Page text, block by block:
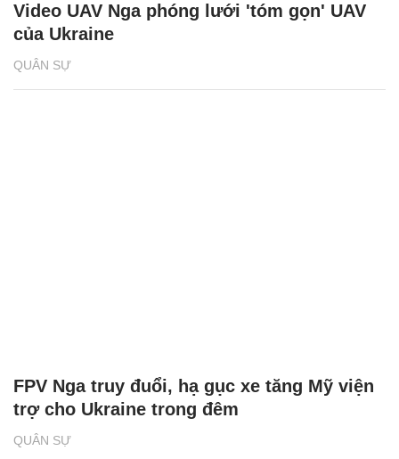
QUÂN SỰ
Video UAV Nga phóng lưới 'tóm gọn' UAV
của Ukraine
QUÂN SỰ
FPV Nga truy đuổi, hạ gục xe tăng Mỹ viện
trợ cho Ukraine trong đêm